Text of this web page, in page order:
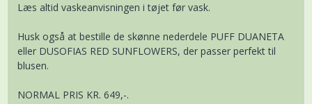
Læs altid vaskeanvisningen i tøjet før vask.
Husk også at bestille de skønne nederdele PUFF DUANETA
eller DUSOFIAS RED SUNFLOWERS, der passer perfekt til
blusen.
NORMAL PRIS KR. 649,-.